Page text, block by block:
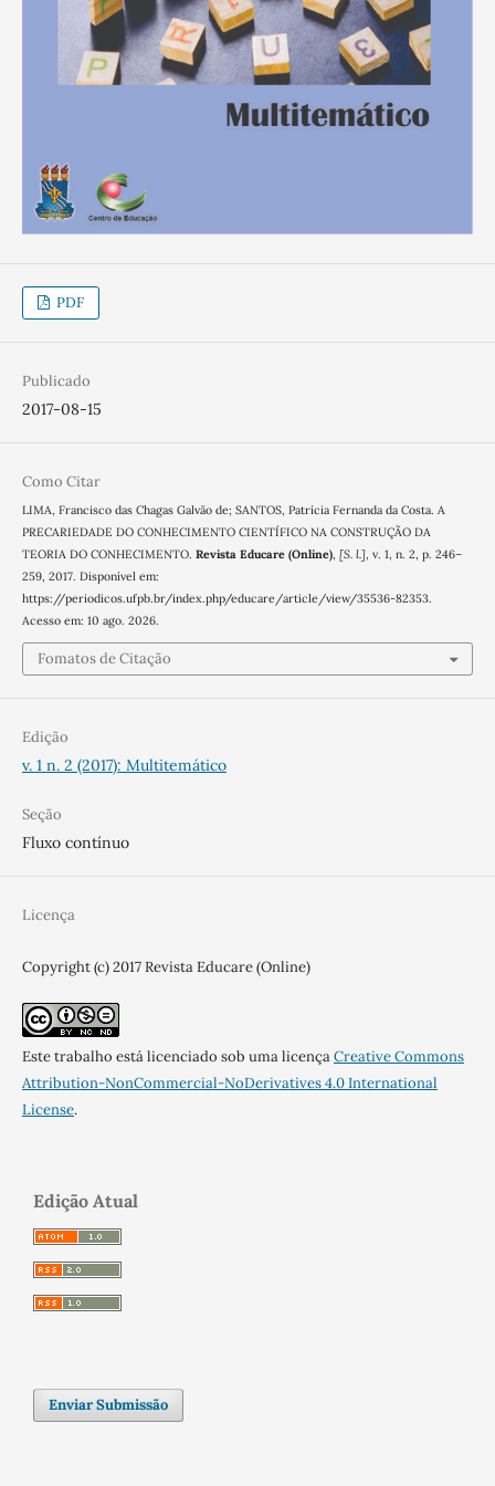
PDF
Publicado
2017-08-15
Como Citar
LIMA, Francisco das Chagas Galvão de; SANTOS, Patrícia Fernanda da Costa. A
PRECARIEDADE DO CONHECIMENTO CIENTÍFICO NA CONSTRUÇÃO DA
TEORIA DO CONHECIMENTO. Revista Educare (Online), [S. l.], v. 1, n. 2, p. 246–
259, 2017. Disponível em:
https://periodicos.ufpb.br/index.php/educare/article/view/35536-82353.
Acesso em: 10 ago. 2026.
Fomatos de Citação
Edição
v. 1 n. 2 (2017): Multitemático
Seção
Fluxo contínuo
Licença
Copyright (c) 2017 Revista Educare (Online)
Este trabalho está licenciado sob uma licençaCreative Commons
Attribution-NonCommercial-NoDerivatives 4.0 International
License.
Edição Atual
Enviar Submissão